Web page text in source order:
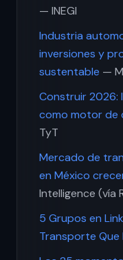
— INEGI
Industria
inversiones y
sustentable —
Construir 2026:
como motor de
TyT
Mercado de
en México
Intelligence (vía
5 Grupos en
Transporte Que